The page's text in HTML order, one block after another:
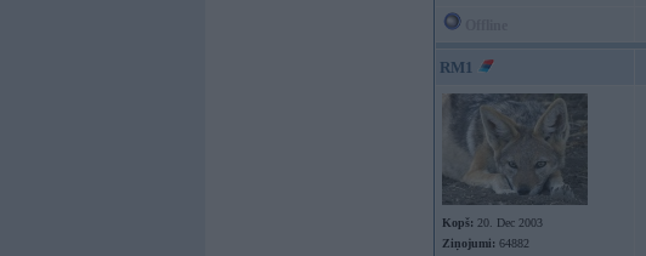
RM1
Kopš: 20. Dec 2003
Ziņojumi: 64882